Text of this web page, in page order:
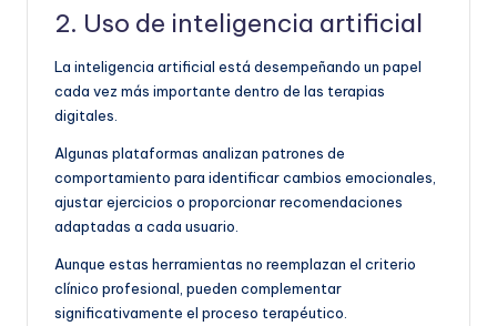
2. Uso de inteligencia artificial
La inteligencia artificial está desempeñando un papel
cada vez más importante dentro de las terapias
digitales.
Algunas plataformas analizan patrones de
comportamiento para identificar cambios emocionales,
ajustar ejercicios o proporcionar recomendaciones
adaptadas a cada usuario.
Aunque estas herramientas no reemplazan el criterio
clínico profesional, pueden complementar
significativamente el proceso terapéutico.